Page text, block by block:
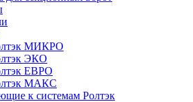
МИКРО
ЭКО
ЕВРО
МАКС
к системам Ролтэк